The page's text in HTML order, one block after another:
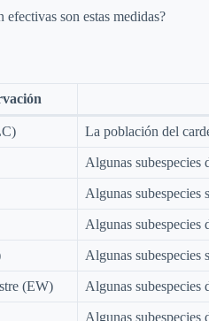
efectivas son estas medidas?
La población del
Algunas subespecies
Algunas subespecies
Algunas subespecies
Algunas subespecies
(EW) Algunas subespecies
Algunas subespecies